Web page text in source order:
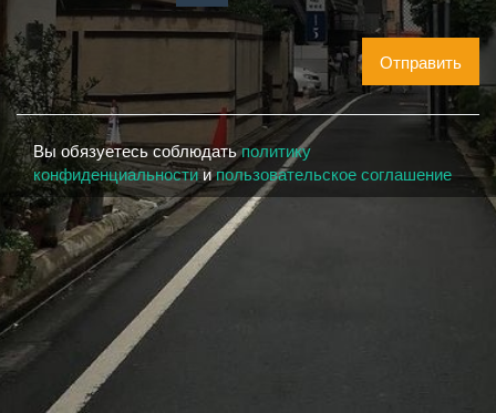
Отправить
Вы обязуетесь соблюдатьполитику
конфиденциальностиипользовательское соглашение